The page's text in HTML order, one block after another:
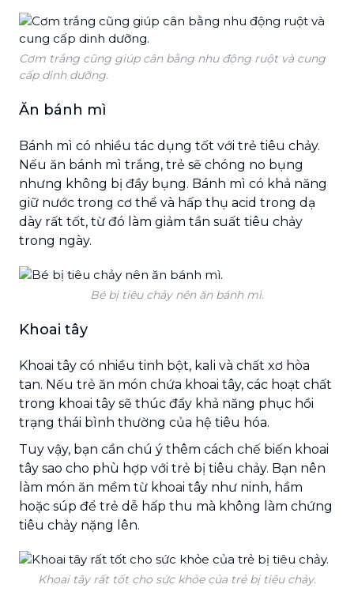
Cơm trắng cũng giúp cân bằng nhu động ruột và cung
cấp dinh dưỡng.
Ăn bánh mì
Bánh mì có nhiều tác dụng tốt với trẻ tiêu chảy.
Nếu ăn bánh mì trắng, trẻ sẽ chóng no bụng
nhưng không bị đầy bụng. Bánh mì có khả năng
giữ nước trong cơ thể và hấp thụ acid trong dạ
dày rất tốt, từ đó làm giảm tần suất tiêu chảy
trong ngày.
Bé bị tiêu chảy nên ăn bánh mì.
Khoai tây
Khoai tây có nhiều tinh bột, kali và chất xơ hòa
tan. Nếu trẻ ăn món chứa khoai tây, các hoạt chất
trong khoai tây sẽ thúc đẩy khả năng phục hồi
trạng thái bình thường của hệ tiêu hóa.
Tuy vậy, bạn cần chú ý thêm cách chế biến khoai
tây sao cho phù hợp với trẻ bị tiêu chảy. Bạn nên
làm món ăn mềm từ khoai tây như ninh, hầm
hoặc súp để trẻ dễ hấp thu mà không làm chứng
tiêu chảy nặng lên.
Khoai tây rất tốt cho sức khỏe của trẻ bị tiêu chảy.